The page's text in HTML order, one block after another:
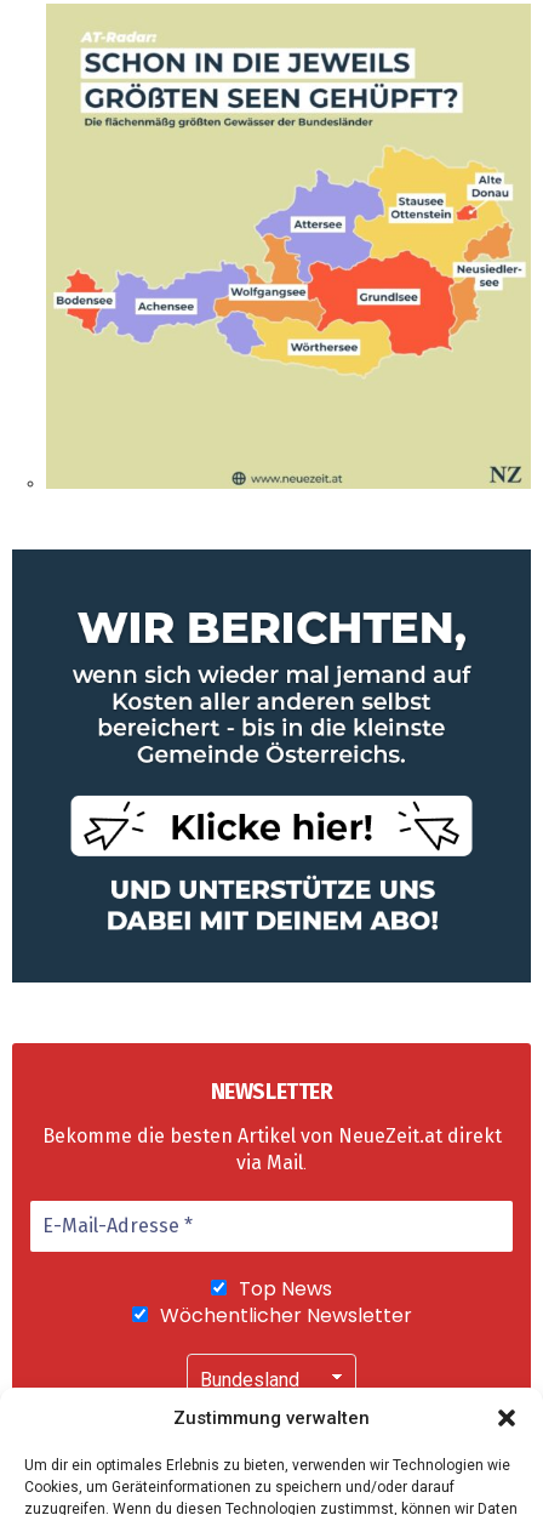
Zustimmung verwalten
Um dir ein optimales Erlebnis zu bieten, verwenden wir Technologien wie
Cookies, um Geräteinformationen zu speichern und/oder darauf
zuzugreifen. Wenn du diesen Technologien zustimmst, können wir Daten
NEWSLETTER
Bekomme die besten Artikel von NeueZeit.at direkt
via Mail.
Top News
Wöchentlicher Newsletter
"Abonnieren" akzeptierst Du unsere
Datenschutzerklärung.